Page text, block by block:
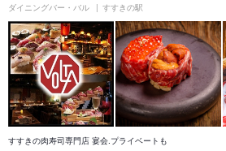
ダイニングバー・バル すすきの駅
すすきの肉寿司専門店 宴会.プライベートも